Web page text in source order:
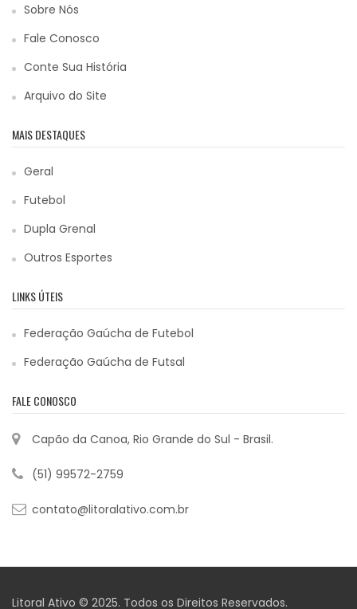
Sobre Nós
Fale Conosco
Conte Sua História
Arquivo do Site
MAIS DESTAQUES
Geral
Futebol
Dupla Grenal
Outros Esportes
LINKS ÚTEIS
Federação Gaúcha de Futebol
Federação Gaúcha de Futsal
FALE CONOSCO
Capão da Canoa, Rio Grande do Sul - Brasil.
(51) 99572-2759
contato@litoralativo.com.br
Litoral Ativo © 2025. Todos os Direitos Reservados.